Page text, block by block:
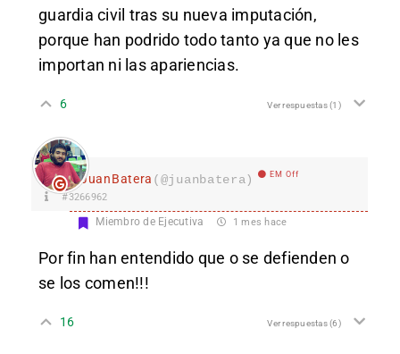
guardia civil tras su nueva imputación,
porque han podrido todo tanto ya que no les
importan ni las apariencias.
6 Ver respuestas(1)
JuanBatera (@juanbatera) EM Off
#3266962
Miembro de Ejecutiva 1 mes hace
Por fin han entendido que o se defienden o
se los comen!!!
16 Ver respuestas(6)